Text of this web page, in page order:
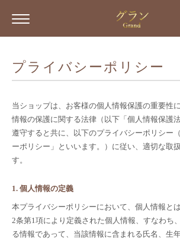
プライバシーポリシー
当ショップは、お客様の個人情報保護の重要性
情報の保護に関する法律（以下「個人情報保護
遵守すると共に、以下のプライバシーポリシー
ーポリシー」といいます。）に従い、適切な取
す。
1. 個人情報の定義
本プライバシーポリシーにおいて、個人情報と
2条第1項により定義された個人情報、すなわち
る情報であって、当該情報に含まれる氏名、生